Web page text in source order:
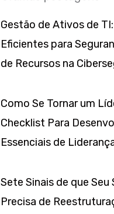
Gestão de Ativos de
Eficientes para
de Recursos na
Como Se Tornar um
Checklist Para
Essenciais de
Sete Sinais de que Seu
Precisa de